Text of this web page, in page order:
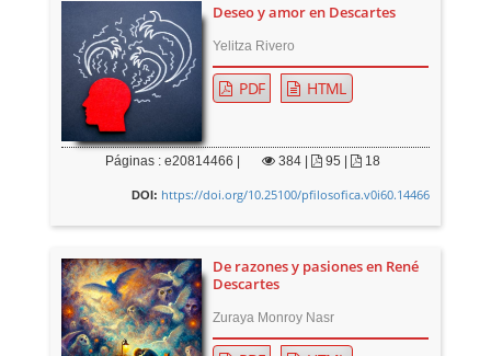
Deseo y amor en Descartes
Yelitza Rivero
PDF HTML
Páginas : e20814466 | 384 95 | 18
DOI: https://doi.org/10.25100/pfilosofica.v0i60.14466
De razones y pasiones en René
Descartes
Zuraya Monroy Nasr